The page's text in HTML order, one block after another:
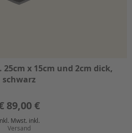
25cm x 15cm und 2cm dick,
schwarz
89,00 €
Mwst. inkl.
Versand